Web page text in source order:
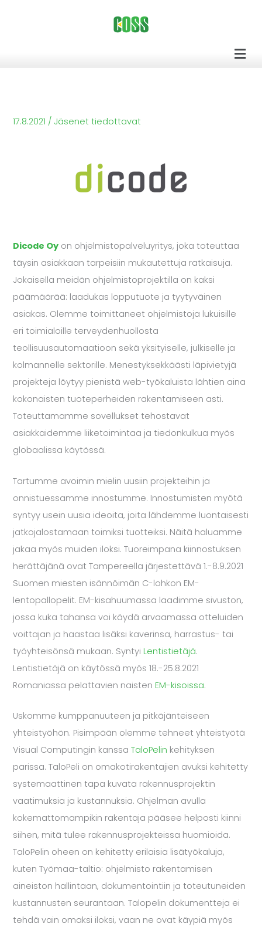
17.8.2021 / Jäsenet tiedottavat
Dicode Oy on ohjelmistopalveluyritys, joka toteuttaa
täysin asiakkaan tarpeisiin mukautettuja ratkaisuja.
Jokaisella meidän ohjelmistoprojektilla on kaksi
päämäärää: laadukas lopputuote ja tyytyväinen
asiakas. Olemme toimittaneet ohjelmistoja lukuisille
eri toimialoille terveydenhuollosta
teollisuusautomaatioon sekä yksityiselle, julkiselle ja
kolmannelle sektorille. Menestyksekkäästi läpivietyjä
projekteja löytyy pienistä web-työkaluista lähtien aina
kokonaisten tuoteperheiden rakentamiseen asti.
Toteuttamamme sovellukset tehostavat
asiakkaidemme liiketoimintaa ja tiedonkulkua myös
globaalissa käytössä.
Tartumme avoimin mielin uusiin projekteihin ja
onnistuessamme innostumme. Innostumisten myötä
syntyy usein uusia ideoita, joita lähdemme luontaisesti
jatkojalostamaan toimiksi tuotteiksi. Näitä haluamme
jakaa myös muiden iloksi. Tuoreimpana kiinnostuksen
herättäjänä ovat Tampereella järjestettävä 1.-8.9.2021
Suomen miesten isännöimän C-lohkon EM-
lentopallopelit. EM-kisahuumassa laadimme sivuston,
jossa kuka tahansa voi käydä arvaamassa otteluiden
voittajan ja haastaa lisäksi kaverinsa, harrastus- tai
työyhteisönsä mukaan. Syntyi Lentistietäjä.
Lentistietäjä on käytössä myös 18.-25.8.2021
Romaniassa pelattavien naisten EM-kisoissa.
Uskomme kumppanuuteen ja pitkäjänteiseen
yhteistyöhön. Pisimpään olemme tehneet yhteistyötä
Visual Computingin kanssaTaloPelin kehityksen
parissa. TaloPeli on omakotirakentajien avuksi kehitetty
systemaattinen tapa kuvata rakennusprojektin
vaatimuksia ja kustannuksia. Ohjelman avulla
kokemattomampikin rakentaja pääsee helposti kiinni
siihen, mitä tulee rakennusprojekteissa huomioida.
TaloPelin oheen on kehitetty erilaisia lisätyökaluja,
kuten Työmaa-taltio: ohjelmisto rakentamisen
aineiston hallintaan, dokumentointiin ja toteutuneiden
kustannusten seurantaan. Talopelin dokumentteja ei
tehdä vain omaksi iloksi, vaan ne ovat käypiä myös